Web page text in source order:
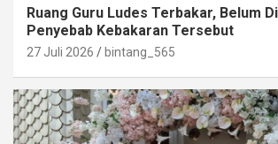
Ruang Guru Ludes Terbakar, Belum
Penyebab Kebakaran Tersebut
27 Juli 2026 bintang_565